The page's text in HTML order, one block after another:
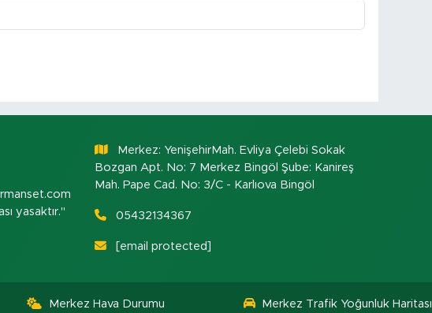
yasaktır."
Merkez: YenişehirMah. Evliya Çelebi Sokak
Bozgan Apt. No: 7 Merkez Bingöl Şube: Kanireş
Mah. Pape Cad. No: 3/C - Karlıova Bingöl
05432134367
[email protected]
Merkez Hava Durumu Merkez Trafik Yoğunluk Haritası